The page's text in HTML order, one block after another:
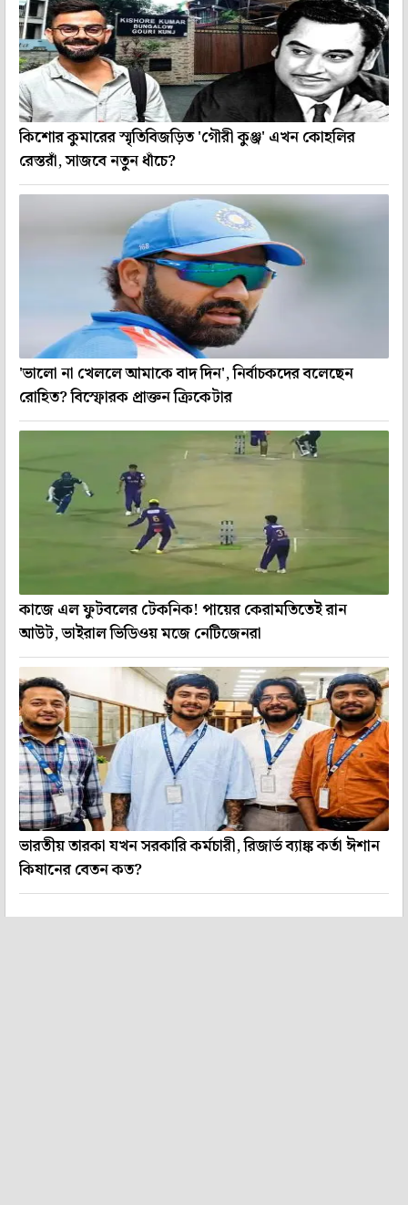
কিশোর কুমারের স্মৃতিবিজড়িত 'গৌরী কুঞ্জ' এখন কোহলির
রেস্তরাঁ, সাজবে নতুন ধাঁচে?
'ভালো না খেললে আমাকে বাদ দিন', নির্বাচকদের বলেছেন
রোহিত? বিস্ফোরক প্রাক্তন ক্রিকেটার
কাজে এল ফুটবলের টেকনিক! পায়ের কেরামতিতেই রান
আউট, ভাইরাল ভিডিওয় মজে নেটিজেনরা
ভারতীয় তারকা যখন সরকারি কর্মচারী, রিজার্ভ ব্যাঙ্ক কর্তা ঈশান
কিষানের বেতন কত?